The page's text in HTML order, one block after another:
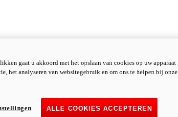
gaat u akkoord met het opslaan van cookies op uw apparaat
het analyseren van websitegebruik en om ons te helpen bij onze
ALLE COOKIES ACCEPTEREN